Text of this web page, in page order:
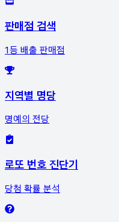
판매점 검색
1등 배출 판매점
지역별 명당
명예의 전당
로또 번호 진단기
당첨 확률 분석